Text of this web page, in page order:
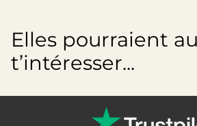
Elles pourraient
t’intéresser...